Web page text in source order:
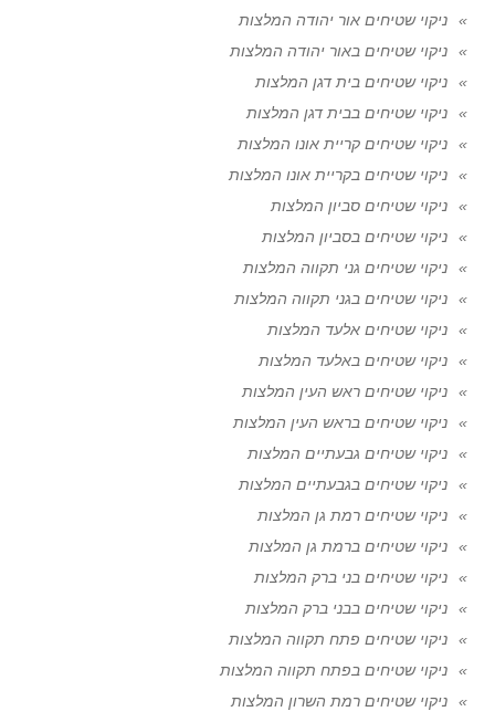
ניקוי שטיחים אור יהודה המלצות
ניקוי שטיחים באור יהודה המלצות
ניקוי שטיחים בית דגן המלצות
ניקוי שטיחים בבית דגן המלצות
ניקוי שטיחים קריית אונו המלצות
ניקוי שטיחים בקריית אונו המלצות
ניקוי שטיחים סביון המלצות
ניקוי שטיחים בסביון המלצות
ניקוי שטיחים גני תקווה המלצות
ניקוי שטיחים בגני תקווה המלצות
ניקוי שטיחים אלעד המלצות
ניקוי שטיחים באלעד המלצות
ניקוי שטיחים ראש העין המלצות
ניקוי שטיחים בראש העין המלצות
ניקוי שטיחים גבעתיים המלצות
ניקוי שטיחים בגבעתיים המלצות
ניקוי שטיחים רמת גן המלצות
ניקוי שטיחים ברמת גן המלצות
ניקוי שטיחים בני ברק המלצות
ניקוי שטיחים בבני ברק המלצות
ניקוי שטיחים פתח תקווה המלצות
ניקוי שטיחים בפתח תקווה המלצות
ניקוי שטיחים רמת השרון המלצות